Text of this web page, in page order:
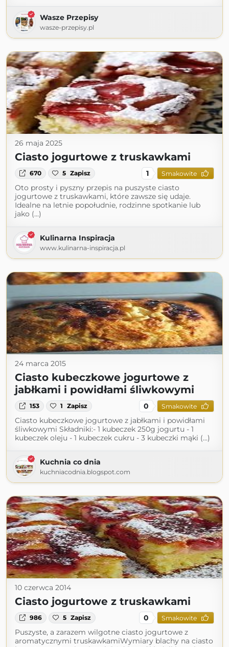
Wasze Przepisy
wasze-przepisy.pl
26 maja 2025
Ciasto jogurtowe z truskawkami
670 5 Zapisz 1 Smakowite
Oto prosty i pyszny przepis na puszyste ciasto
jogurtowe z truskawkami, które zawsze się udaje.
Idealne na letnie popołudnie, rodzinne spotkanie lub
jako (...)
Kulinarna Inspiracja
www.kulinarna-inspiracja.pl
24 marca 2015
Ciasto kubeczkowe jogurtowe z
jabłkami i powidłami śliwkowymi
153 1 Zapisz 0 Smakowite
Ciasto kubeczkowe jogurtowe z jabłkami i powidłami
śliwkowymi Składniki:- 1 kubeczek 250g jogurtu - 1
kubeczek oleju - 1 kubeczek cukru - 3 kubeczki mąki (...)
Kuchnia co dnia
kuchniacodnia.blogspot.com
10 czerwca 2014
Ciasto jogurtowe z truskawkami
986 5 Zapisz 0 Smakowite
Puszyste, a zarazem wilgotne ciasto jogurtowe z
aromatycznymi truskawkamiWymiary blachy na ciasto